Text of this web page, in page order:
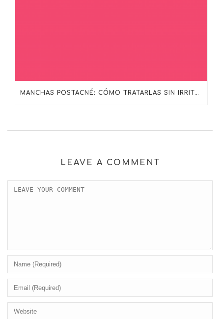
MANCHAS POSTACNÉ: CÓMO TRATARLAS SIN IRRITAR LA PIEL CON SKINCEUTICALS
LEAVE A COMMENT